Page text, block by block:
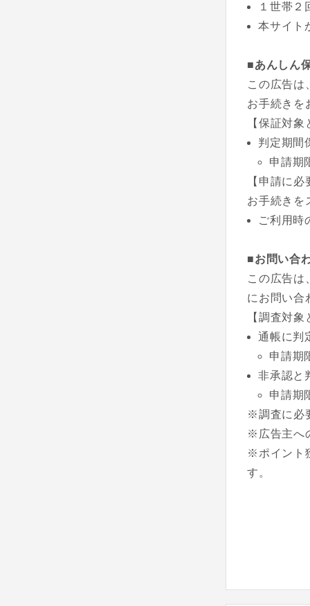
１世帯２
本サイト
■あんしん
この広告は
お手続きを
【保証対
判定期間
申請期
【申請に
お手続きを
ご利用時
■お問い合
この広告は
にお問い合
【調査対
通帳に判
申請期
非承認と
申請期
※調査に必
※広告主へ
※ポイント
す。